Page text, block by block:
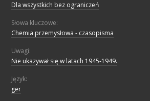
Dla wszystkich bez ograniczeń
Słowa kluczowe:
Chemia przemysłowa - czasopisma
Uwagi:
Nie ukazywał się w latach 1945-1949.
Język:
ger